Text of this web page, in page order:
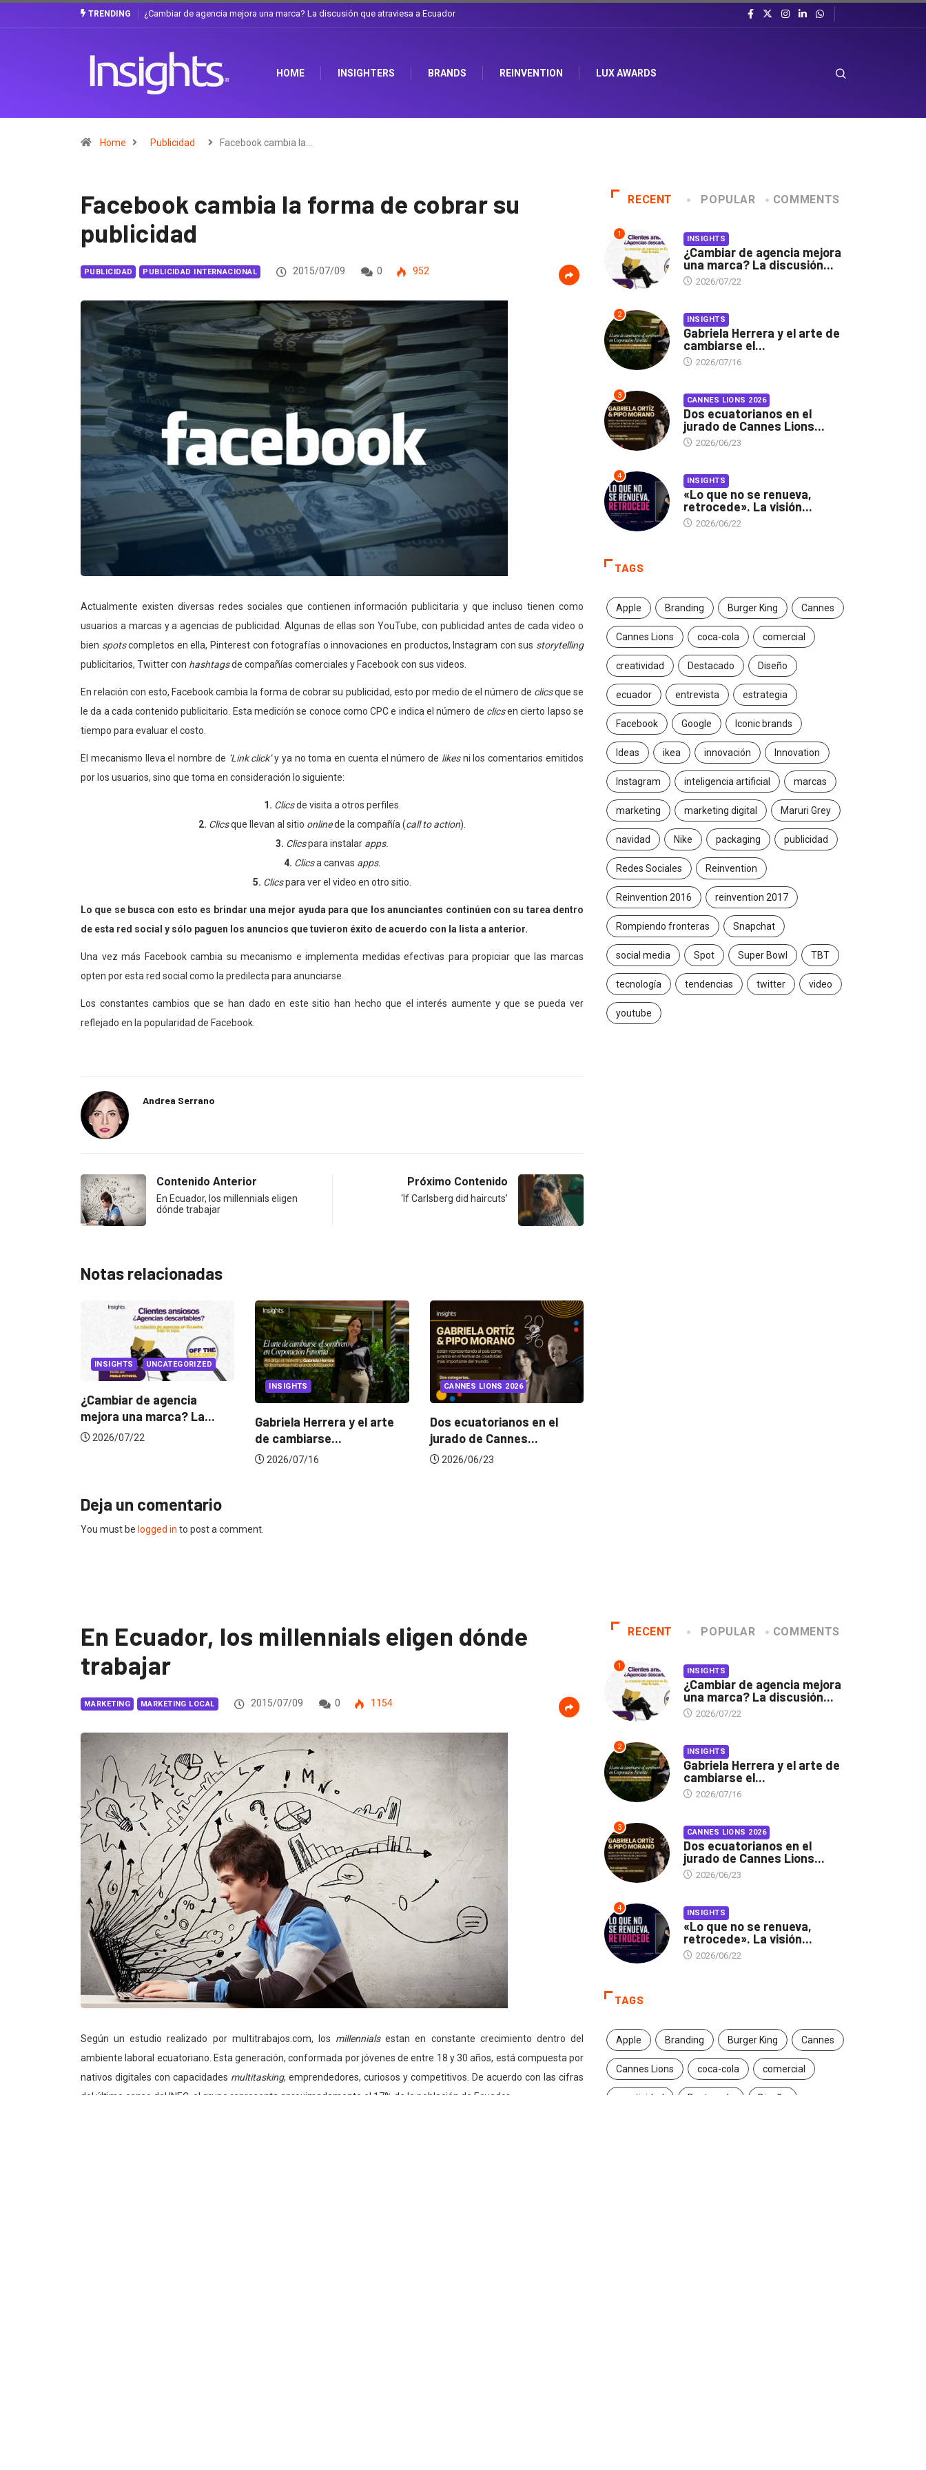
TRENDING
discusión que atraviesa a EcuadorGabriela Herrera y el arte de cambiarse el sombrero en Corporación Favorita
HOME INSIGHTERS BRANDS REINVENTION LUX AWARDS
Home Publicidad Facebook cambia la…
Facebook cambia la forma de cobrar su
publicidad
PUBLICIDAD PUBLICIDAD INTERNACIONAL 2015/07/09 0 952
Actualmente existen diversas redes sociales que contienen información publicitaria y que incluso tienen como
usuarios a marcas y a agencias de publicidad. Algunas de ellas son YouTube, con publicidad antes de cada video o
bien spotscompletos en ella, Pinterest con fotografías o innovaciones en productos, Instagram con sus storytelling
publicitarios, Twitter con hashtagsde compañías comerciales y Facebook con sus videos.
En relación con esto, Facebook cambia la forma de cobrar su publicidad, esto por medio de el número de clicsque se
le da a cada contenido publicitario. Esta medición se conoce como CPC e indica el número de clicsen cierto lapso se
tiempo para evaluar el costo.
El mecanismo lleva el nombre de ‘Link click’y ya no toma en cuenta el número de likesni los comentarios emitidos
por los usuarios, sino que toma en consideración lo siguiente:
1. Clicsde visita a otros perfiles.
2. Clicsque llevan al sitio onlinede la compañía (call to action).
3. Clicspara instalar apps.
4. Clicsa canvas apps.
5. Clicspara ver el video en otro sitio.
Lo que se busca con esto es brindar una mejor ayuda para que los anunciantes continúen con su tarea dentro
de esta red social y sólo paguen los anuncios que tuvieron éxito de acuerdo con la lista a anterior.
Una vez más Facebook cambia su mecanismo e implementa medidas efectivas para propiciar que las marcas
opten por esta red social como la predilecta para anunciarse.
Los constantes cambios que se han dado en este sitio han hecho que el interés aumente y que se pueda ver
reflejado en la popularidad de Facebook.
Andrea Serrano
Contenido Anterior
En Ecuador, los millennials eligen
dónde trabajar
Próximo Contenido
‘If Carlsberg did haircuts’
Notas relacionadas
UNCATEGORIZED
de agencia
una marca? La...
Gabriela Herrera y el arte
CANNES LIONS 2026
Dos ecuatorianos en el
jurado de Cannes...
INSIGHTS UNCATEGORIZED
¿Cambiar de agencia
mejora una marca? La...
2026/07/22
Deja un comentario
You must be logged in to post a comment.
RECENT POPULAR COMMENTS
1 INSIGHTS
¿Cambiar de agencia mejora
una marca? La discusión...
2026/07/22
2 INSIGHTS
Gabriela Herrera y el arte de
cambiarse el...
2026/07/16
3 CANNES LIONS 2026
Dos ecuatorianos en el
jurado de Cannes Lions...
2026/06/23
4 INSIGHTS
«Lo que no se renueva,
retrocede». La visión...
2026/06/22
TAGS
Apple Branding Burger King Cannes
Cannes Lions coca-cola comercial
creatividad Destacado Diseño
ecuador entrevista estrategia
Facebook Google Iconic brands
Ideas ikea innovación Innovation
Instagram inteligencia artificial marcas
marketing marketing digital Maruri Grey
navidad Nike packaging publicidad
Redes Sociales Reinvention
Reinvention 2016 reinvention 2017
Rompiendo fronteras Snapchat
social media Spot Super Bowl TBT
tecnología tendencias twitter video
youtube
En Ecuador, los millennials eligen dónde
trabajar
MARKETING MARKETING LOCAL 2015/07/09 0 1154
Según un estudio realizado por multitrabajos.com, los millennialsestan en constante crecimiento dentro del
ambiente laboral ecuatoriano. Esta generación, conformada por jóvenes de entre 18 y 30 años, está compuesta por
nativos digitales con capacidades multitasking, emprendedores, curiosos y competitivos. De acuerdo con las cifras
del último censo del INEC, el grupo representa aproximadamente el 17% de la población de Ecuador.
RECENT POPULAR COMMENTS
1 INSIGHTS
¿Cambiar de agencia mejora
una marca? La discusión...
2026/07/22
2 INSIGHTS
Gabriela Herrera y el arte de
cambiarse el...
2026/07/16
3 CANNES LIONS 2026
Dos ecuatorianos en el
jurado de Cannes Lions...
2026/06/23
4 INSIGHTS
«Lo que no se renueva,
retrocede». La visión...
2026/06/22
TAGS
Apple Branding Burger King Cannes
Cannes Lions coca-cola comercial
creatividad Destacado Diseño